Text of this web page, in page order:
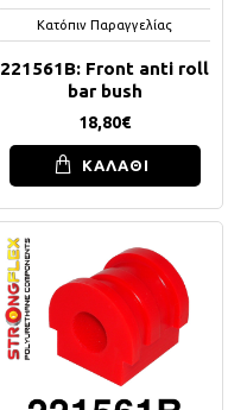
Κατόπιν Παραγγελίας
221561B: Front anti roll
bar bush
18,80€
ΚΑΛΑΘΙ